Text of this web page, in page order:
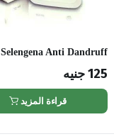
Selengena Anti Dandruff
125جنيه
قراءة المزيد